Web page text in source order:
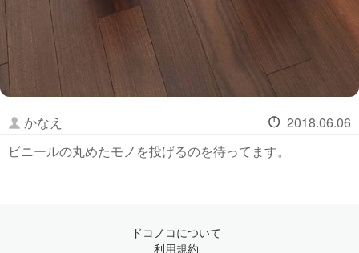
かなえ
2018.06.06
ビニールの丸めたモノを投げるのを待ってます。
ドコノコについて
利用規約